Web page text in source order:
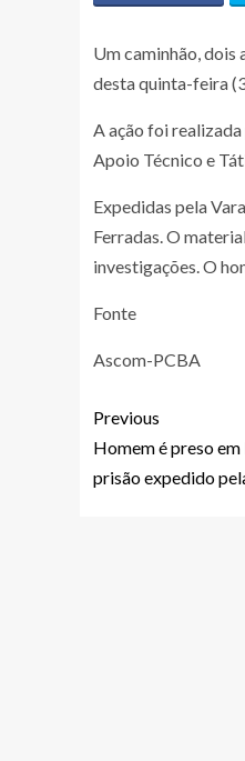
Um caminhão, dois
desta quinta-feira
A ação foi
Apoio Técnico e
Expedidas pela
Ferradas. O
investigações. O
Fonte
Ascom-PCBA
Previous
Homem é preso em
prisão expedido